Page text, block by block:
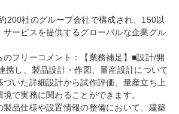
200社のグループ会社で構成され、150以
サービスを提供するグローバルな企業グル
のフリーコメント：【業務補足】■設計/開
携し、製品設計・作図、量産設計について
いた詳細設計から試作評価、量産立ち上
で実務に関わることができます。
製品仕様や設置情報の整備において、建築